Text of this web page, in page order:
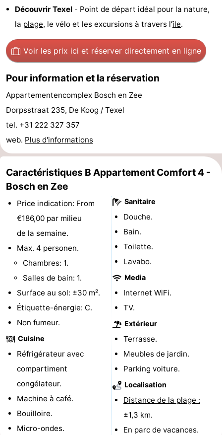
faire
Lieux
d'intérêt
Musées
-
Monuments
-
Églises
-
Moulins
Points
vue
Attractions
Croisières
-
Fermes
-
Terrains
de
Parcours
mini-
golf
Nature
Visites
guidées
Sports
Piscines
-
Randonnée
Surfen
-
Découvrir Texel - Point de départ idéal pour la nature,
la plage, le vélo et les excursions à travers l’île.
Voir les prix ici et réserver directement en ligne
Pour information et la réservation
Appartementencomplex Bosch en Zee
Dorpsstraat 235, De Koog / Texel
tel. +31 222 327 357
web. Plus d'informations
Caractéristiques B Appartement Comfort 4 -
Bosch en Zee
Price indication: From
€186,00 par milieu
de la semaine.
Max. 4 personen.
Chambres: 1.
Salles de bain: 1.
Surface au sol: ±30 m².
Étiquette-énergie: C.
Non fumeur.
Cuisine
Réfrigérateur avec
compartiment
congélateur.
Machine à café.
Bouilloire.
Micro-ondes.
Sanitaire
Douche.
Bain.
Toilette.
Lavabo.
Media
Internet WiFi.
TV.
Extérieur
Terrasse.
Meubles de jardin.
Parking voiture.
Localisation
Distance de la plage :
±1,3 km.
En parc de vacances.